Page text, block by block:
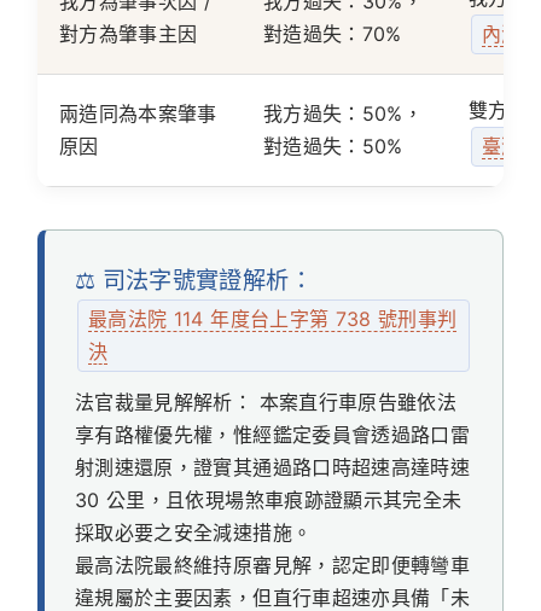
對方為肇事主因
對造過失：70%
內湖
兩造同為本案肇事
原因
我方過失：50%，
對造過失：50%
雙方過
臺灣
⚖️ 司法字號實證解析：
最高法院 114 年度台上字第 738 號刑事判
決
法官裁量見解解析：
本案直行車原告雖依法
享有路權優先權，惟經鑑定委員會透過路口雷
射測速還原，證實其通過路口時超速高達時速
30 公里，且依現場煞車痕跡證顯示其完全未
採取必要之安全減速措施。
最高法院最終維持原審見解，認定即便轉彎車
違規屬於主要因素，但直行車超速亦具備「未